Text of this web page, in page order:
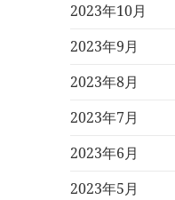
2023年10月
2023年9月
2023年8月
2023年7月
2023年6月
2023年5月